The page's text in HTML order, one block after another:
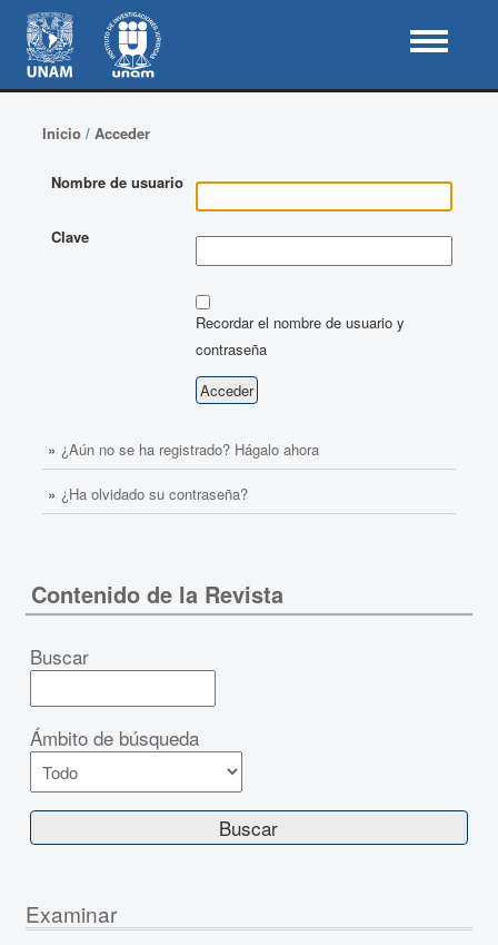
Inicio/ Acceder
Nombre de usuario
Clave
Recordar el nombre de usuario y
contraseña
¿Aún no se ha registrado? Hágalo ahora
¿Ha olvidado su contraseña?
Contenido de la Revista
Buscar
Ámbito de búsqueda
Examinar